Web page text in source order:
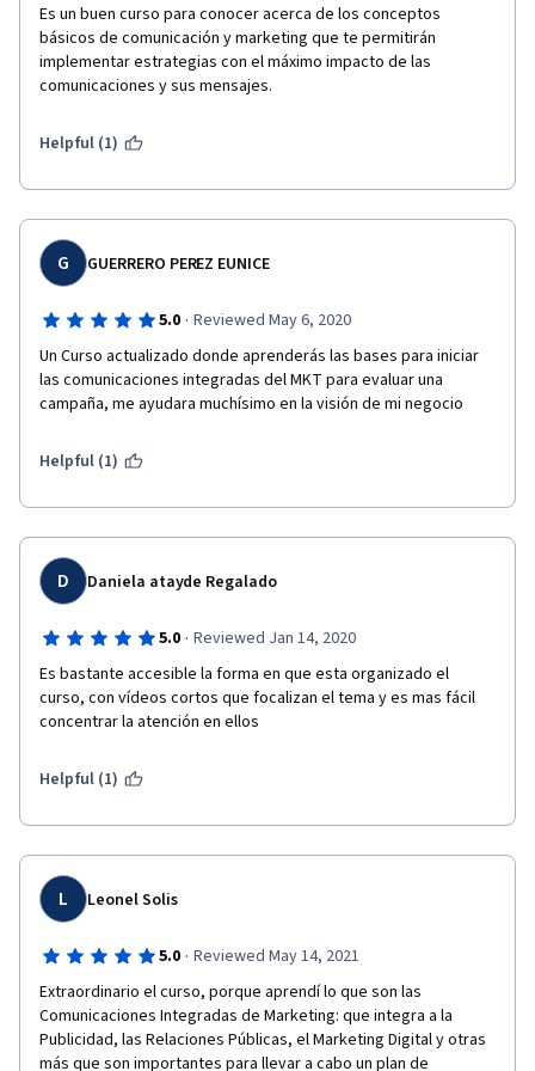
Es un buen curso para conocer acerca de los conceptos
básicos de comunicación y marketing que te permitirán
implementar estrategias con el máximo impacto de las
comunicaciones y sus mensajes.
Helpful (1)
G GUERRERO PEREZ EUNICE
5.0 · Reviewed May 6, 2020
Un Curso actualizado donde aprenderás las bases para iniciar
las comunicaciones integradas del MKT para evaluar una
campaña, me ayudara muchísimo en la visión de mi negocio
Helpful (1)
D Daniela atayde Regalado
5.0 · Reviewed Jan 14, 2020
Es bastante accesible la forma en que esta organizado el
curso, con vídeos cortos que focalizan el tema y es mas fácil
concentrar la atención en ellos
Helpful (1)
L Leonel Solis
5.0 · Reviewed May 14, 2021
Extraordinario el curso, porque aprendí lo que son las
Comunicaciones Integradas de Marketing: que integra a la
Publicidad, las Relaciones Públicas, el Marketing Digital y otras
más que son importantes para llevar a cabo un plan de